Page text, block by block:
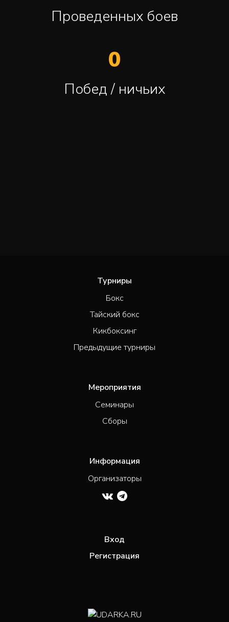
Проведенных боев
0
Побед / ничьих
Турниры
Бокс
Тайский бокс
Кикбоксинг
Предыдущие турниры
Мероприятия
Семинары
Сборы
Информация
Организаторы
Вход
Регистрация